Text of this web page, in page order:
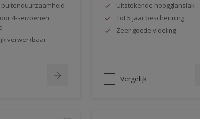
buitenduurzaamheid
4-seizoenen
verwerkbaar
Uitstekende hoogglanslak
Tot 5 jaar bescherming
Zeer goede vloeiing
Vergelijk